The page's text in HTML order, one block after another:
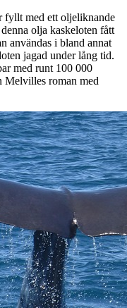
fyllt med ett oljeliknande
olja kaskeloten fått
användas i bland annat
jagad under lång tid.
med runt 100 000
Melvilles roman med